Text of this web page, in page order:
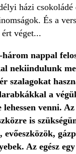
házi
És a
véget...
nappal
nekiindulunk
szalagokat
a
lehessen venni.
is
evőeszközök,
Az egész